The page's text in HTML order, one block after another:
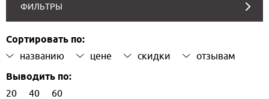
ФИЛЬТРЫ
Сортировать по:
названию цене скидки отзывам
Выводить по:
20 40 60